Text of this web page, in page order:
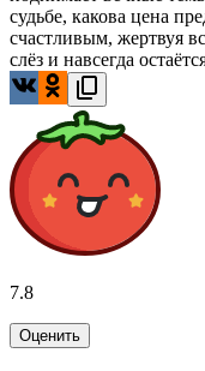
судьбе, какова цена
счастливым, жертвуя
слёз и навсегда
7.8
Оценить